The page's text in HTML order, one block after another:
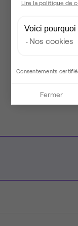
Lire la politique de
Voici
Nos cookies
Consentements
Fermer